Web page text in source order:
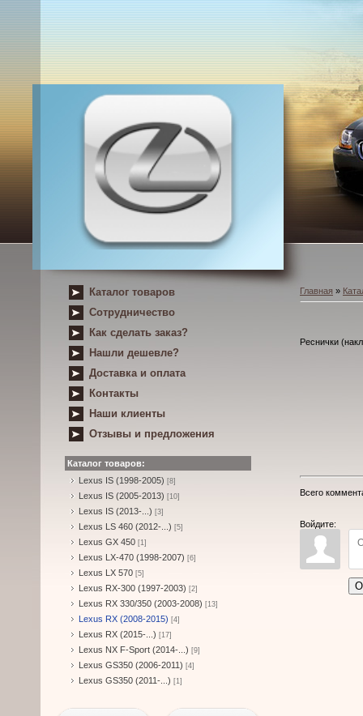
Каталог товаров
Сотрудничество
Как сделать заказ?
Нашли дешевле?
Доставка и оплата
Контакты
Наши клиенты
Отзывы и предложения
Каталог товаров:
Lexus IS (1998-2005) [8]
Lexus IS (2005-2013) [10]
Lexus IS (2013-...) [3]
Lexus LS 460 (2012-...) [5]
Lexus GX 450 [1]
Lexus LX-470 (1998-2007) [6]
Lexus LX 570 [5]
Lexus RX-300 (1997-2003) [2]
Lexus RX 330/350 (2003-2008) [13]
Lexus RX (2008-2015) [4]
Lexus RX (2015-...) [17]
Lexus NX F-Sport (2014-...) [9]
Lexus GS350 (2006-2011) [4]
Lexus GS350 (2011-...) [1]
Главная »
Реснички
Всего
Войдите: